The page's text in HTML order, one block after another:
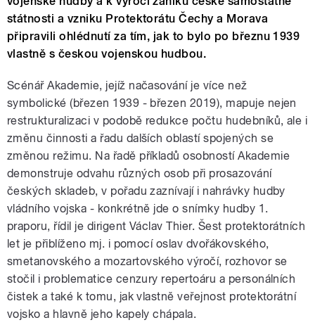
státnosti a vzniku Protektorátu Čechy a Morava
připravili ohlédnutí za tím, jak to bylo po březnu 1939
vlastně s českou vojenskou hudbou.
Scénář Akademie, jejíž načasování je více než
symbolické (březen 1939 - březen 2019), mapuje nejen
restrukturalizaci v podobě redukce počtu hudebníků, ale i
změnu činnosti a řadu dalších oblastí spojených se
změnou režimu. Na řadě příkladů osobností Akademie
demonstruje odvahu různých osob při prosazování
českých skladeb, v pořadu zaznívají i nahrávky hudby
vládního vojska - konkrétně jde o snímky hudby 1.
praporu, řídil je dirigent Václav Thier. Šest protektorátních
let je přiblíženo mj. i pomocí oslav dvořákovského,
smetanovského a mozartovského výročí, rozhovor se
stočil i problematice cenzury repertoáru a personálních
čistek a také k tomu, jak vlastně veřejnost protektorátní
vojsko a hlavně jeho kapely chápala.